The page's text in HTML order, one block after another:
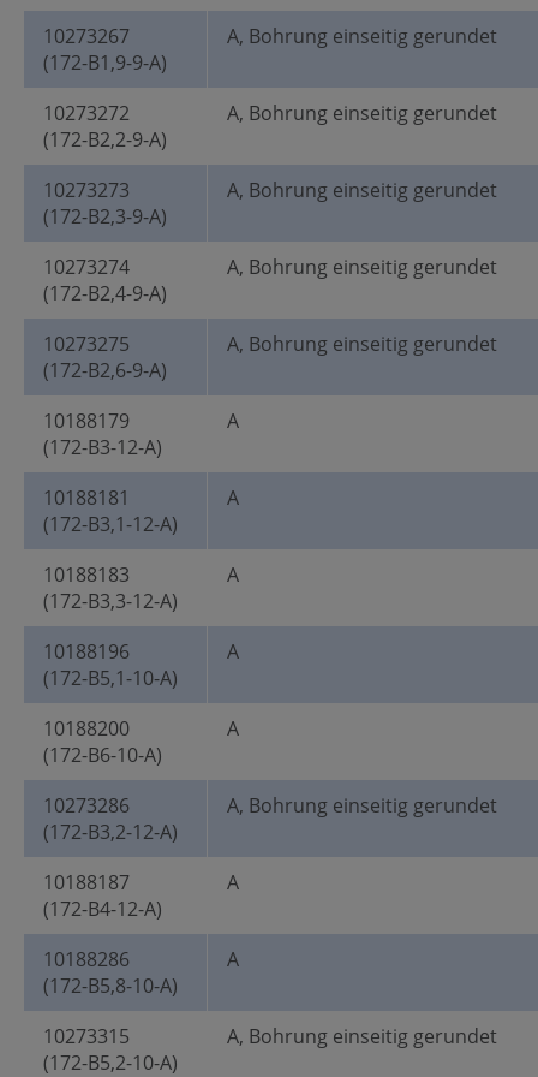
10273267
(172-B1,9-9-A)
A, Bohrung einseitig gerundet
10273272
(172-B2,2-9-A)
A, Bohrung einseitig gerundet
10273273
(172-B2,3-9-A)
A, Bohrung einseitig gerundet
10273274
(172-B2,4-9-A)
A, Bohrung einseitig gerundet
10273275
(172-B2,6-9-A)
A, Bohrung einseitig gerundet
10188179
(172-B3-12-A)
A
10188181
(172-B3,1-12-A)
A
10188183
(172-B3,3-12-A)
A
10188196
(172-B5,1-10-A)
A
10188200
(172-B6-10-A)
A
10273286
(172-B3,2-12-A)
A, Bohrung einseitig gerundet
10188187
(172-B4-12-A)
A
10188286
(172-B5,8-10-A)
A
10273315
(172-B5,2-10-A)
A, Bohrung einseitig gerundet